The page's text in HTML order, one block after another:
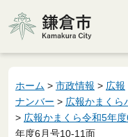
鎌倉市
ホーム > 市政情報 > 広報
ナンバー > 広報かまくら
> 広報かまくら令和5年
年度6月号10-11面